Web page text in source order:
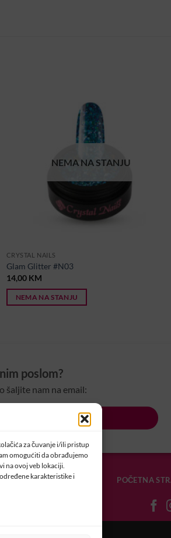
za čuvanje i/ili pristup
omogućiti da obrađujemo
na ovoj veb lokaciji.
karakteristike i
NEMA NA STANJU
CRYSTAL NAILS
Glam Glitter #N03
14,00 KM
NEMA NA STANJU
poslom?
šaljite nam na email:
POČETNA